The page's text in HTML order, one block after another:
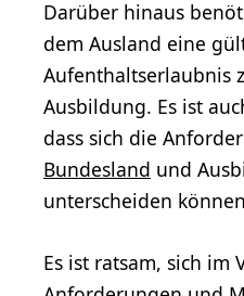
Darüber hinaus
dem Ausland eine
Aufenthaltserlaubnis
Ausbildung. Es ist
dass sich die
Bundesland und
unterscheiden
Es ist ratsam, sich im